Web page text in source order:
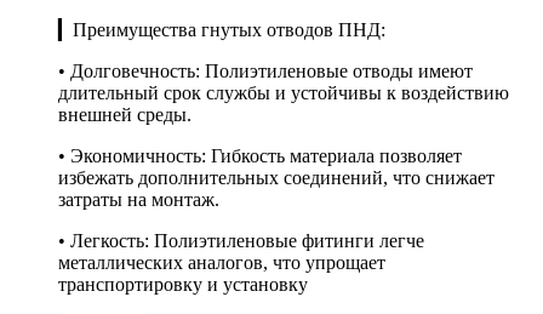
▎Преимущества гнутых отводов ПНД:
• Долговечность: Полиэтиленовые отводы имеют
длительный срок службы и устойчивы к воздействию
внешней среды.
• Экономичность: Гибкость материала позволяет
избежать дополнительных соединений, что снижает
затраты на монтаж.
• Легкость: Полиэтиленовые фитинги легче
металлических аналогов, что упрощает
транспортировку и установку